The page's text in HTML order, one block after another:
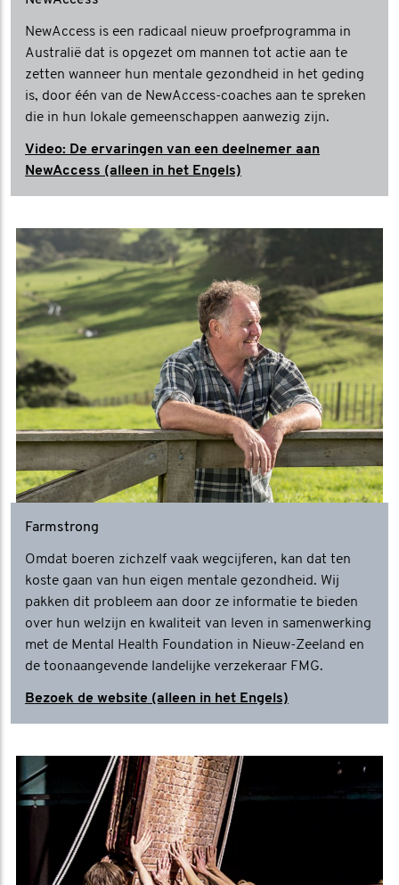
NewAccess is een radicaal nieuw proefprogramma in
Australië dat is opgezet om mannen tot actie aan te
zetten wanneer hun mentale gezondheid in het geding
is, door één van de NewAccess-coaches aan te spreken
die in hun lokale gemeenschappen aanwezig zijn.
Video: De ervaringen van een deelnemer aan
NewAccess (alleen in het Engels)
Farmstrong
Omdat boeren zichzelf vaak wegcijferen, kan dat ten
koste gaan van hun eigen mentale gezondheid. Wij
pakken dit probleem aan door ze informatie te bieden
over hun welzijn en kwaliteit van leven in samenwerking
met de Mental Health Foundation in Nieuw-Zeeland en
de toonaangevende landelijke verzekeraar FMG.
Bezoek de website (alleen in het Engels)